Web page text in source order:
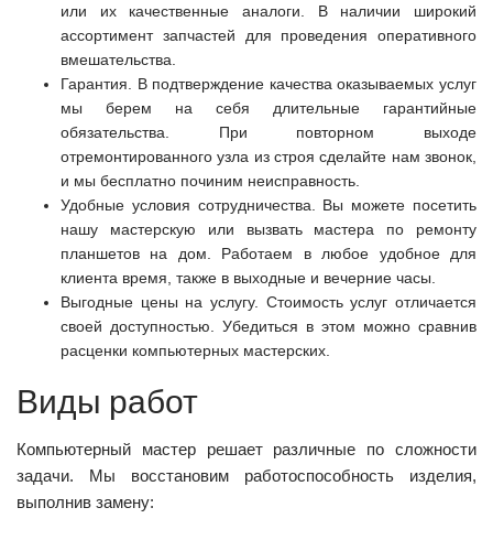
или их качественные аналоги. В наличии широкий
ассортимент запчастей для проведения оперативного
вмешательства.
Гарантия. В подтверждение качества оказываемых услуг
мы берем на себя длительные гарантийные
обязательства. При повторном выходе
отремонтированного узла из строя сделайте нам звонок,
и мы бесплатно починим неисправность.
Удобные условия сотрудничества. Вы можете посетить
нашу мастерскую или вызвать мастера по ремонту
планшетов на дом. Работаем в любое удобное для
клиента время, также в выходные и вечерние часы.
Выгодные цены на услугу. Стоимость услуг отличается
своей доступностью. Убедиться в этом можно сравнив
расценки компьютерных мастерских.
Виды работ
Компьютерный мастер решает различные по сложности
задачи. Мы восстановим работоспособность изделия,
выполнив замену: